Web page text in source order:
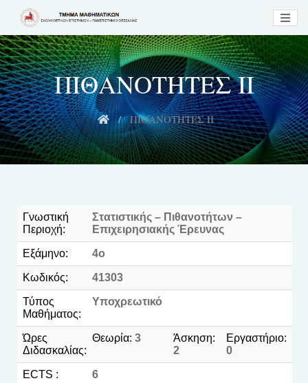
ΠΙΘΑΝΟΤΗΤΕΣ ΙΙ
ΠΙΘΑΝΟΤΗΤΕΣ ΙΙ
Γνωστική
Περιοχή:
Στατιστικής – Πιθανοτήτων –
Eπιχειρησιακής Έρευνας
Εξάμηνο: 4ο
Κωδικός: 41303
Τύπος
Μαθήματος:
Υποχρεωτικό
Ώρες
Διδασκαλίας:
Θεωρία: 3
Άσκηση:
2
Εργαστήριο:
0
ECTS : 6